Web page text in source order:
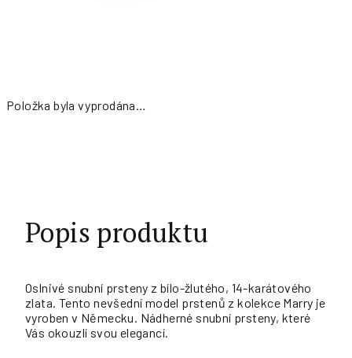
Položka byla vyprodána…
Popis produktu
Oslnivé snubní prsteny z bílo-žlutého, 14-karátového
zlata. Tento nevšední model prstenů z kolekce Marry je
vyroben v Německu. Nádherné snubní prsteny, které
Vás okouzlí svou elegancí.